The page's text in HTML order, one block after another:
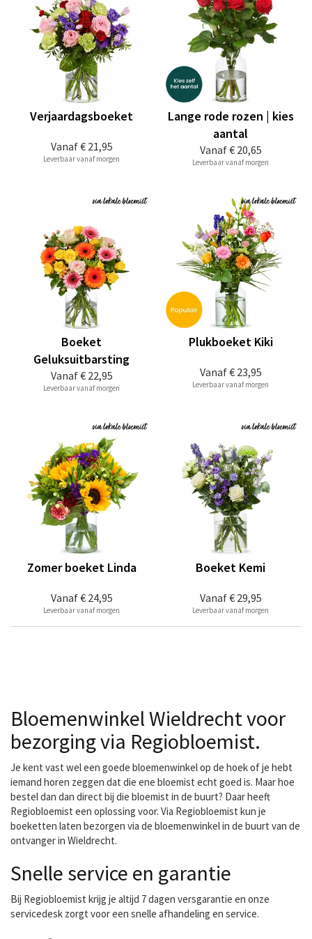
Vanaf€ 21,95
Verjaardagsboeket
Leverbaar vanaf morgen
Vanaf€ 20,65
Lange rode rozen | kies
aantal
Leverbaar vanaf morgen
Vanaf€ 22,95
Boeket
Geluksuitbarsting
Leverbaar vanaf morgen
Vanaf€ 23,95
Plukboeket Kiki
Leverbaar vanaf morgen
Vanaf€ 24,95
Zomer boeket Linda
Leverbaar vanaf morgen
Vanaf€ 29,95
Boeket Kemi
Leverbaar vanaf morgen
Bloemenwinkel Wieldrecht voor
bezorging via Regiobloemist.
Je kent vast wel een goede bloemenwinkel op de hoek of je hebt
iemand horen zeggen dat die ene bloemist echt goed is. Maar hoe
bestel dan dan direct bij die bloemist in de buurt? Daar heeft
Regiobloemist een oplossing voor. Via Regiobloemist kun je
boeketten laten bezorgen via de bloemenwinkel in de buurt van de
ontvanger in Wieldrecht.
Snelle service en garantie
Bij Regiobloemist krijg je altijd 7 dagen versgarantie en onze
servicedesk zorgt voor een snelle afhandeling en service.